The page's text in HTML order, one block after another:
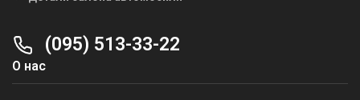
(095) 513-33-22
О нас